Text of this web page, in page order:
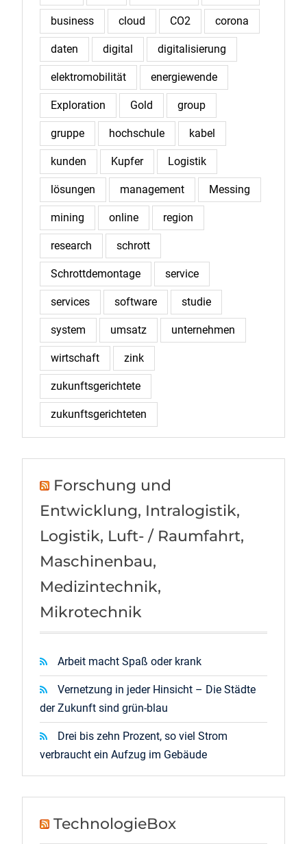
business cloud CO2 corona
daten digital digitalisierung
elektromobilität energiewende
Exploration Gold group
gruppe hochschule kabel
kunden Kupfer Logistik
lösungen management Messing
mining online region
research schrott
Schrottdemontage service
services software studie
system umsatz unternehmen
wirtschaft zink
zukunftsgerichtete
zukunftsgerichteten
Forschung und
Entwicklung, Intralogistik,
Logistik, Luft- / Raumfahrt,
Maschinenbau,
Medizintechnik,
Mikrotechnik
Arbeit macht Spaß oder krank
Vernetzung in jeder Hinsicht – Die Städte
der Zukunft sind grün-blau
Drei bis zehn Prozent, so viel Strom
verbraucht ein Aufzug im Gebäude
TechnologieBox